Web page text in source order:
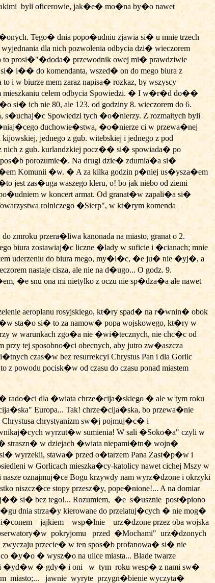
byli oficerowie, jak�e� mo�na by�o nawet
Tego� dnia popo�udniu zjawia si� u mnie trzech
dla nich pozwolenia odbycia dzi� wieczorem
prosi�"�doda� przewodnik owej mi� prawdziwie
i�� do komendanta, wszed� on do mego biura z
biurze mem zaraz napisa� rozkaz, by wszyscy
mieszkaniu celem odbycia Spowiedzi. � I w�r�d do��
ich nie 80, ale 123. od godziny 8. wieczorem do 6.
s�uchaj�c Spowiedzi tych �o�nierzy. Z rozmaitych byli
duchowie�stwa, �o�nierze ci w przewa�nej
jednego z gub. witebskiej i jednego z pod
nich z gub. kurlandzkiej pocz�� si� spowiada� po
porozumie�. Na drugi dzie� zdumia�a si�
Komunii �w. � A za kilka godzin p�niej us�ysza�em
jest zas�uga waszego kleru, o! bo jak niebo od ziemi
w koncert armat. Od granat�w zapali�a si�
rolniczego �Sierp", w kt�rym komenda
przera�liwa kanonada na miasto, granat o 2.
biura zostawiaj�c liczne �lady w suficie i �cianach; mnie
uderzeniu do biura mego, my�l�c, �e ju� nie �yj�, a
nastaje cisza, ale nie na d�ugo... O godz. 9.
�e snu ona mi nietylko z oczu nie sp�dza�a ale nawet
aeroplanu rosyjskiego, kt�ry spad� na r�wnin� obok
sta�o si� to za namow� popa wojskowego, kt�ry w
w warunkach zgo�a nie �wi�tecznych, nie chc�c od
tej sposobno�ci obecnych, aby jutro zw�aszcza
czas�w bez resurrekcyi Chrystus Pan i dla Gorlic
powodu pocisk�w od czasu do czasu ponad miastem
rado�ci dla �wiata chrze�cija�skiego � ale w tym roku
Europa... Tak! chrze�cija�ska, bo przewa�nie
Chrystusa chrystyanizm sw�j pojmuj�c� i
wyrzut�w sumienia! W sali �Soko�a" czyli w
straszn� w dziejach �wiata niepami�tn� wojn�
wyrzekli, stawa� przed o�tarzem Pana Zast�p�w i
w Gorlicach mieszka�cy-katolicy nawet cichej Mszy w
oznajmuj�ce Bogu krzywdy nam wyrz�dzone i okrzyki
niszcz�ce stopy przesz�y, pope�nione!... A na domiar
si� bez tego!... Rozumiem, �e s�usznie post�piono
dnia strza�y kierowane do przelatuj�cych � nie mog�
jajkiem wsp�lnie
urz�dzone przez oba wojska
pokryjomu przed �Mochami" urz�dzonych
przecie� w ten spos�b profanowa� si� nie
�y�o � wysz�o na ulice miasta... Blade twarze
i �yd�w � gdy� i oni
w tym roku wesp� z nami sw�
miasto;... jawnie wyryte przygn�bienie wyczyta�